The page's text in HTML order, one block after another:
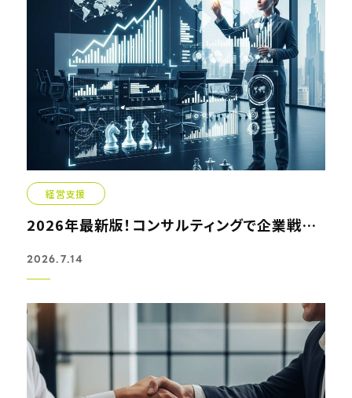
経営支援
2026年最新版！コンサルティングで企業戦略を激変させる方法
2026.7.14